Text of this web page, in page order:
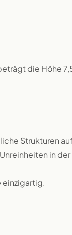
die Höhe
Strukturen
in
einzigartig.